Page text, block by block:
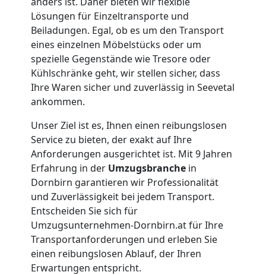
Lösungen für Einzeltransporte und
Beiladungen. Egal, ob es um den Transport
eines einzelnen Möbelstücks oder um
spezielle Gegenstände wie Tresore oder
Kühlschränke geht, wir stellen sicher, dass
Ihre Waren sicher und zuverlässig in Seevetal
ankommen.
Unser Ziel ist es, Ihnen einen reibungslosen
Service zu bieten, der exakt auf Ihre
Anforderungen ausgerichtet ist. Mit 9 Jahren
Erfahrung in der Umzugsbranche in
Dornbirn garantieren wir Professionalität
und Zuverlässigkeit bei jedem Transport.
Entscheiden Sie sich für
Umzugsunternehmen-Dornbirn.at für Ihre
Transportanforderungen und erleben Sie
einen reibungslosen Ablauf, der Ihren
Erwartungen entspricht.
Dornbirn
Qualitäts-
Umzüge
Dornbirn
Vereinsumzug
Dornbirn
Anfrage